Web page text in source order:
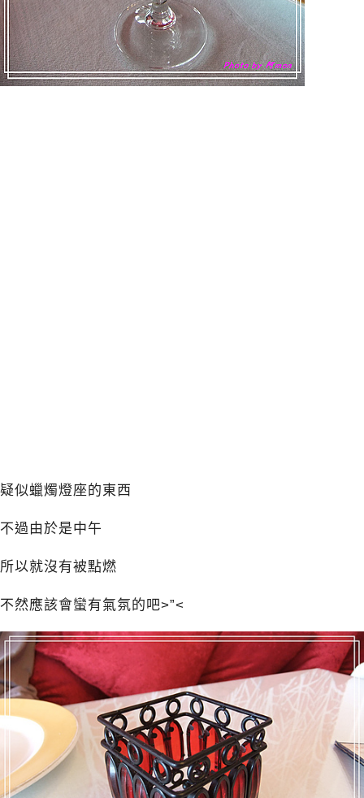
疑似蠟燭燈座的東西
不過由於是中午
所以就沒有被點燃
不然應該會蠻有氣氛的吧>”<